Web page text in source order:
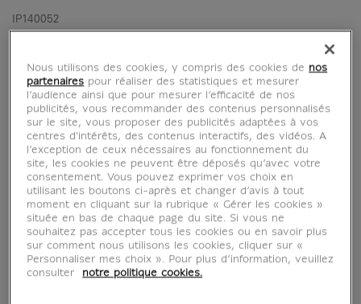
IP140052
Une ligne de papeterie qui revisite l'Égypte
Antique
La Rmn-Grand Palais et le musée du Louvre
ont invité Papier Tigre à imaginer une nouvelle
ligne de papeterie poétique et graphique, aux
motifs stylisés librement inspirés d'œuvres
iconiques issues des collections du
département des Antiquités égyptiennes...
Lire la suite
Nous utilisons des cookies, y compris des cookies de nos
partenaires pour réaliser des statistiques et mesurer
l’audience ainsi que pour mesurer l’efficacité de nos
publicités, vous recommander des contenus personnalisés
sur le site, vous proposer des publicités adaptées à vos
centres d'intérêts, des contenus interactifs, des vidéos. A
l’exception de ceux nécessaires au fonctionnement du
site, les cookies ne peuvent être déposés qu’avec votre
consentement. Vous pouvez exprimer vos choix en
utilisant les boutons ci-après et changer d’avis à tout
moment en cliquant sur la rubrique « Gérer les cookies »
située en bas de chaque page du site. Si vous ne
souhaitez pas accepter tous les cookies ou en savoir plus
sur comment nous utilisons les cookies, cliquer sur «
Personnaliser mes choix ». Pour plus d’information, veuillez
consulter
notre politique cookies.